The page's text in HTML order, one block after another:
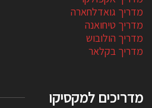
מדריך גואדלחארה
מדריך טיחואנה
מדריך הולובוש
מדריך בקלאר
מדריכים למקסיקו